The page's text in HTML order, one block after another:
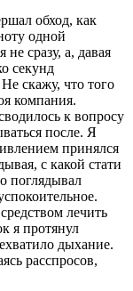
обход, как
одной
сразу, а, давая
секунд
скажу, что того
компания.
к вопросу
после. Я
принялся
с какой стати
поглядывал
лечить
я протянул
дыхание.
расспросов,